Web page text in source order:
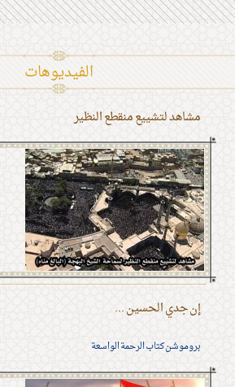
الفیدیوهات
مشاهد لتشييع منقطع النظير
إن جدي الحسين ...
بروموشن كتاب الرحمة الواسعة